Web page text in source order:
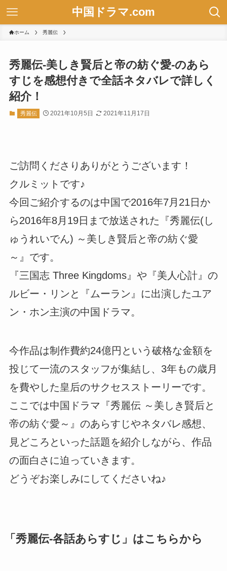
中国ドラマ.com
ホーム 秀麗伝
秀麗伝-美しき賢后と帝の紡ぐ愛-のあら
すじを感想付きで全話ネタバレで詳しく
紹介！
秀麗伝 2021年10月5日 2021年11月17日
ご訪問くださりありがとうございます！
クルミットです♪
今回ご紹介するのは中国で2016年7月21日か
ら2016年8月19日まで放送された『秀麗伝(し
ゅうれいでん) ～美しき賢后と帝の紡ぐ愛
～』です。
『三国志 Three Kingdoms』や『美人心計』の
ルビー・リンと『ムーラン』に出演したユア
ン・ホン主演の中国ドラマ。
今作品は制作費約24億円という破格な金額を
投じて一流のスタッフが集結し、3年もの歳月
を費やした皇后のサクセスストーリーです。
ここでは中国ドラマ『秀麗伝 ～美しき賢后と
帝の紡ぐ愛～』のあらすじやネタバレ感想、
見どころといった話題を紹介しながら、作品
の面白さに迫っていきます。
どうぞお楽しみにしてくださいね♪
「 秀麗伝-各話あらすじ 」はこちらから